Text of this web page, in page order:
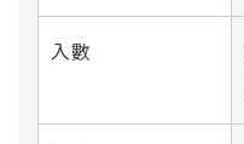
入數